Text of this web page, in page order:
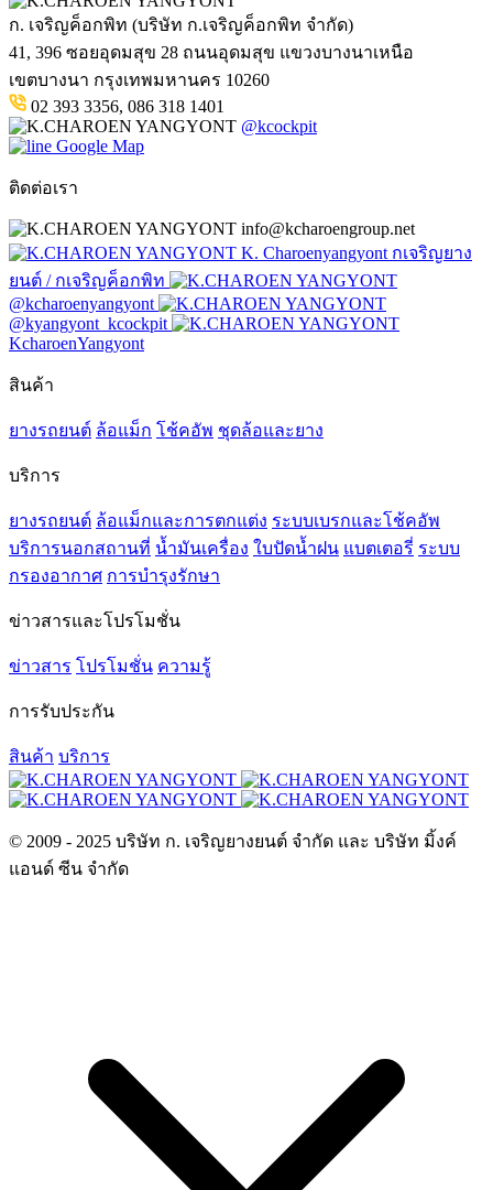
ก. เจริญค็อกพิท (บริษัท ก.เจริญค็อกพิท จำกัด)
41, 396 ซอยอุดมสุข 28 ถนนอุดมสุข แขวงบางนาเหนือ
เขตบางนา กรุงเทพมหานคร 10260
02 393 3356, 086 318 1401
@kcockpit
Google Map
ติดต่อเรา
info@kcharoengroup.net
K. Charoenyangyont กเจริญยาง
ยนต์ / กเจริญค็อกพิท
@kcharoenyangyont
@kyangyont_kcockpit
KcharoenYangyont
สินค้า
ยางรถยนต์ ล้อแม็ก โช้คอัพ ชุดล้อและยาง
บริการ
ยางรถยนต์ ล้อแม็กและการตกแต่ง ระบบเบรกและโช้คอัพ
บริการนอกสถานที่ น้ำมันเครื่อง ใบปัดน้ำฝน แบตเตอรี่ ระบบ
กรองอากาศ การบำรุงรักษา
ข่าวสารและโปรโมชั่น
ข่าวสาร โปรโมชั่น ความรู้
การรับประกัน
สินค้า บริการ
© 2009 - 2025 บริษัท ก. เจริญยางยนต์ จำกัด และ บริษัท มิ้งค์
แอนด์ ซีน จำกัด